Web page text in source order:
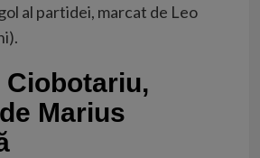
al partidei, marcat de Leo
Ciobotariu,
Marius